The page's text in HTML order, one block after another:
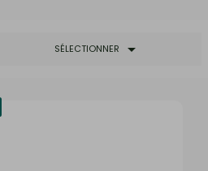
SÉLECTIONNER 